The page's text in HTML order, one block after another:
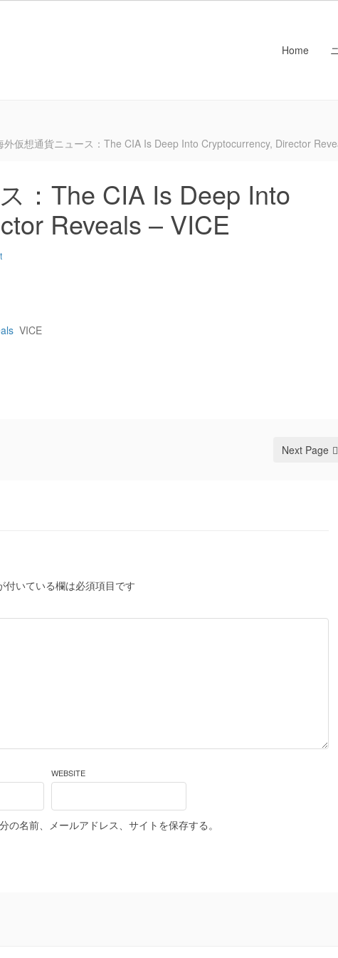
Home
外仮想通貨ニュース：The CIA Is Deep Into Cryptocurrency, Director
：The CIA Is Deep Into
Reveals – VICE
VICE
Next Page
付いている欄は必須項目です
WEBSITE
名前、メールアドレス、サイトを保存する。